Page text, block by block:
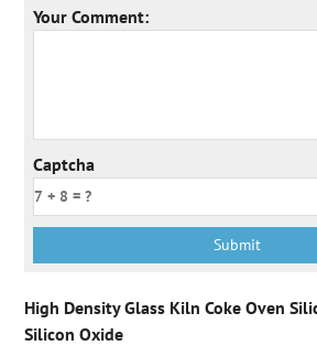
Your Comment:
Captcha
High Density Glass Kiln Coke Oven
Silicon Oxide